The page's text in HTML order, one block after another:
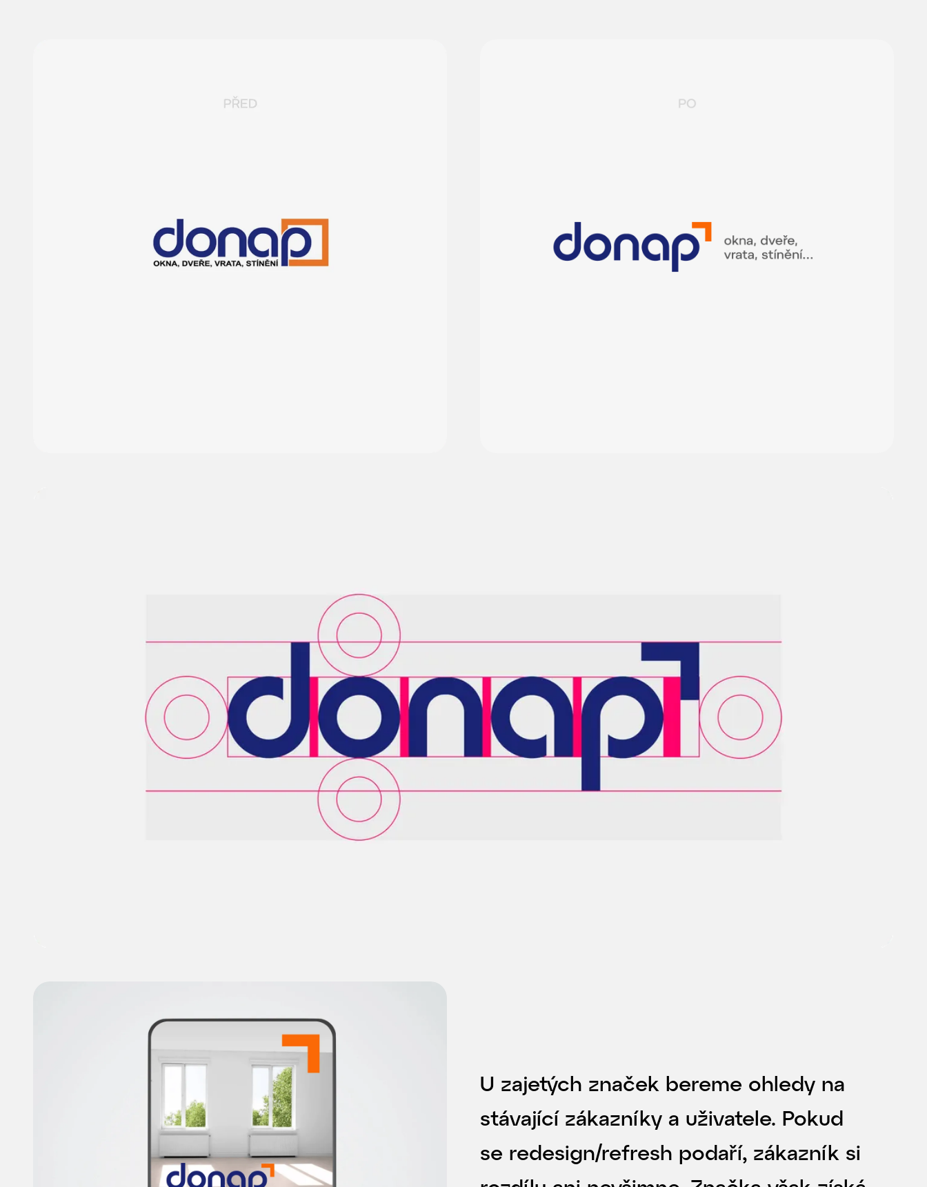
U zajetých značek bereme ohledy na
stávající zákazníky a uživatele. Pokud
se redesign/refresh podaří, zákazník si